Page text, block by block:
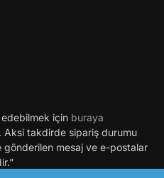
için buraya
Aksi takdirde sipariş durumu
gönderilen mesaj ve e-postalar